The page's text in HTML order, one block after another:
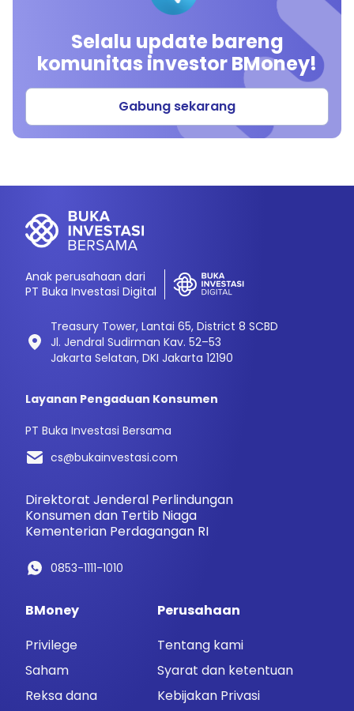
Selalu update bareng
komunitas investor BMoney!
Gabung sekarang
Anak perusahaan dari
PT Buka Investasi Digital
Treasury Tower, Lantai 65, District 8 SCBD
Jl. Jendral Sudirman Kav. 52–53
Jakarta Selatan, DKI Jakarta 12190
Layanan Pengaduan Konsumen
PT Buka Investasi Bersama
cs@bukainvestasi.com
Direktorat Jenderal Perlindungan
Konsumen dan Tertib Niaga
Kementerian Perdagangan RI
0853-1111-1010
BMoney
Privilege
Saham
Reksa dana
Perusahaan
Tentang kami
Syarat dan ketentuan
Kebijakan Privasi